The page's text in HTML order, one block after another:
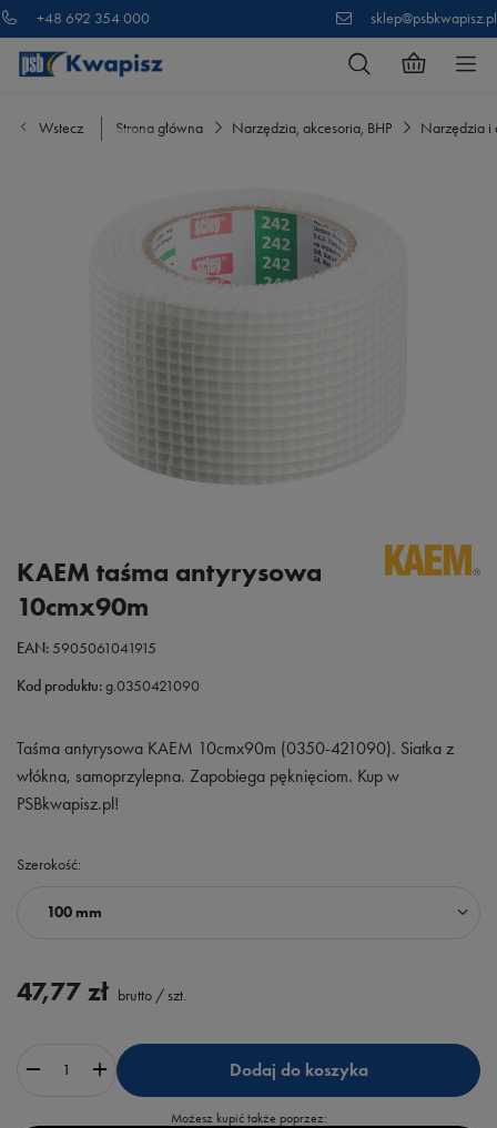
+48 692 354 000 sklep@psbkwapisz.pl
Wstecz Strona główna Narzędzia, akcesoria, BHP Narzędzia i
KAEM taśma antyrysowa
10cmx90m
EAN:5905061041915
Kod produktu:g.0350421090
Taśma antyrysowa KAEM 10cmx90m (0350-421090). Siatka z
włókna, samoprzylepna. Zapobiega pęknięciom. Kup w
PSBkwapisz.pl!
Szerokość
100 mm
47,77 zł brutto / szt.
Dodaj do koszyka
Możesz kupić także poprzez: